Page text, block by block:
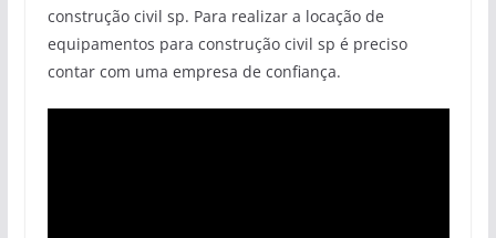
construção civil sp. Para realizar a locação de
equipamentos para construção civil sp é preciso
contar com uma empresa de confiança.